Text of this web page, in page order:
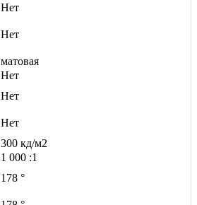
Нет
Нет
матовая
Нет
Нет
Нет
300 кд/м2
1 000 :1
178 °